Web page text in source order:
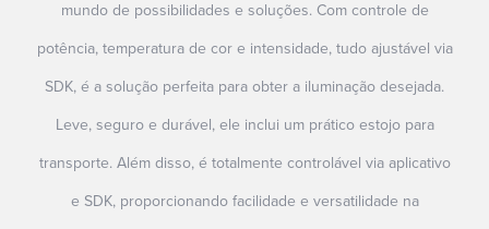
mundo de possibilidades e soluções. Com controle de
potência, temperatura de cor e intensidade, tudo ajustável via
SDK, é a solução perfeita para obter a iluminação desejada.
Leve, seguro e durável, ele inclui um prático estojo para
transporte. Além disso, é totalmente controlável via aplicativo
e SDK, proporcionando facilidade e versatilidade na